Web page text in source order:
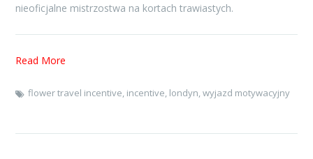
nieoficjalne mistrzostwa na kortach trawiastych.
Read More
flower travel incentive, incentive, londyn,wyjazd motywacyjny